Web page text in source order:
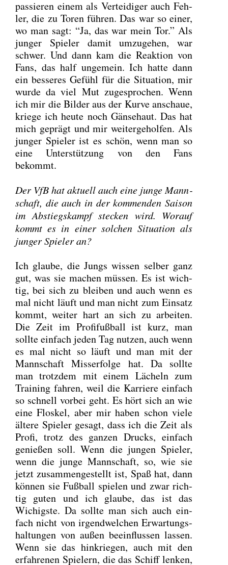
pas­sie­ren einem als Ver­tei­di­ger auch Feh­
ler, die zu Toren füh­ren. Das war so einer,
wo man sagt: “Ja, das war mein Tor.” Als
jun­ger Spie­ler damit umzu­ge­hen, war
schwer. Und dann kam die Reak­ti­on von
Fans, das half unge­mein. Ich hat­te dann
ein bes­se­res Gefühl für die Situa­ti­on, mir
wur­de da viel Mut zuge­spro­chen. Wenn
ich mir die Bil­der aus der Kur­ve anschaue,
krie­ge ich heu­te noch Gän­se­haut. Das hat
mich geprägt und mir wei­ter­ge­hol­fen. Als
jun­ger Spie­ler ist es schön, wenn man so
eine Unter­stüt­zung von den Fans
bekommt.
Der VfB hat aktu­ell auch eine jun­ge Mann­
schaft, die auch in der kom­men­den Sai­son
im Abstiegs­kampf ste­cken wird. Wor­auf
kommt es in einer sol­chen Situa­ti­on als
jun­ger Spie­ler an?
Ich glau­be, die Jungs wis­sen sel­ber ganz
gut, was sie machen müs­sen. Es ist wich­
tig, bei sich zu blei­ben und auch wenn es
mal nicht läuft und man nicht zum Ein­satz
kommt, wei­ter hart an sich zu arbei­ten.
Die Zeit im Pro­fi­fuß­ball ist kurz, man
soll­te ein­fach jeden Tag nut­zen, auch wenn
es mal nicht so läuft und man mit der
Mann­schaft Miss­erfol­ge hat. Da soll­te
man trotz­dem mit einem Lächeln zum
Trai­ning fah­ren, weil die Kar­rie­re ein­fach
so schnell vor­bei geht. Es hört sich an wie
eine Flos­kel, aber mir haben schon vie­le
älte­re Spie­ler gesagt, dass ich die Zeit als
Pro­fi, trotz des gan­zen Drucks, ein­fach
genie­ßen soll. Wenn die jun­gen Spie­ler,
wenn die jun­ge Mann­schaft, so, wie sie
jetzt zusam­men­ge­stellt ist, Spaß hat, dann
kön­nen sie Fuß­ball spie­len und zwar rich­
tig guten und ich glau­be, das ist das
Wichigs­te. Da soll­te man sich auch ein­
fach nicht von irgend­wel­chen Erwar­tungs­
hal­tun­gen von außen beein­flus­sen las­sen.
Wenn sie das hin­krie­gen, auch mit den
erfah­re­nen Spie­lern, die das Schiff len­ken,